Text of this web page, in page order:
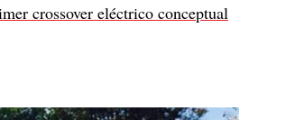
crossover eléctrico conceptual